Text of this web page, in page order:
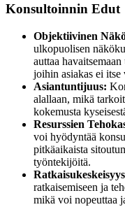
Konsultoinnin Edut
Objektiivinen
ulkopuolisen
auttaa
joihin asiakas ei itse
Asiantuntijuus:
alallaan, mikä
kokemusta
Resurssien
voi hyödyntää
pitkäaikaista
työntekijöitä.
ratkaisemiseen ja
mikä voi nopeuttaa